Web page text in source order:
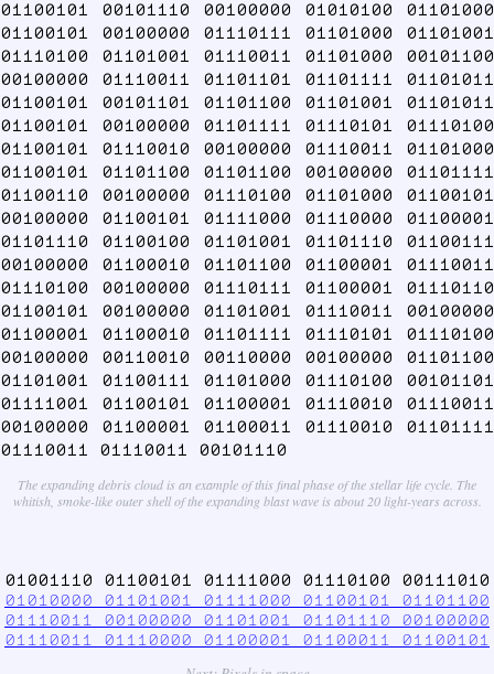
01100101 00101110 00100000 01010100 01101000
01100101 00100000 01110111 01101000 01101001
01110100 01101001 01110011 01101000 00101100
00100000 01110011 01101101 01101111 01101011
01100101 00101101 01101100 01101001 01101011
01100101 00100000 01101111 01110101 01110100
01100101 01110010 00100000 01110011 01101000
01100101 01101100 01101100 00100000 01101111
01100110 00100000 01110100 01101000 01100101
00100000 01100101 01111000 01110000 01100001
01101110 01100100 01101001 01101110 01100111
00100000 01100010 01101100 01100001 01110011
01110100 00100000 01110111 01100001 01110110
01100101 00100000 01101001 01110011 00100000
01100001 01100010 01101111 01110101 01110100
00100000 00110010 00110000 00100000 01101100
01101001 01100111 01101000 01110100 00101101
01111001 01100101 01100001 01110010 01110011
00100000 01100001 01100011 01110010 01101111
01110011 01110011 00101110
The expanding debris cloud is an example of this final phase of the stellar life cycle. The
whitish, smoke-like outer shell of the expanding blast wave is about 20 light-years across.
01001110 01100101 01111000 01110100 00111010
01010000 01101001 01111000 01100101 01101100
01110011 00100000 01101001 01101110 00100000
01110011 01110000 01100001 01100011 01100101